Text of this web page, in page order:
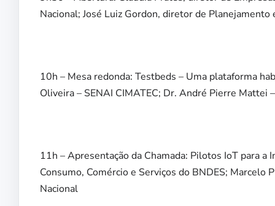
Nacional; José Luiz Gordon, diretor de Planejamento
10h – Mesa redonda: Testbeds – Uma plataforma
Oliveira – SENAI CIMATEC; Dr. André Pierre Mattei
11h – Apresentação da Chamada: Pilotos IoT para
Consumo, Comércio e Serviços do BNDES;
Nacional